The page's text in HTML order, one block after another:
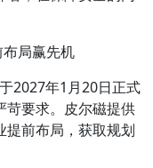
局赢先机
2027年1月20日正式
苛要求。皮尔磁提供
提前布局，获取规划